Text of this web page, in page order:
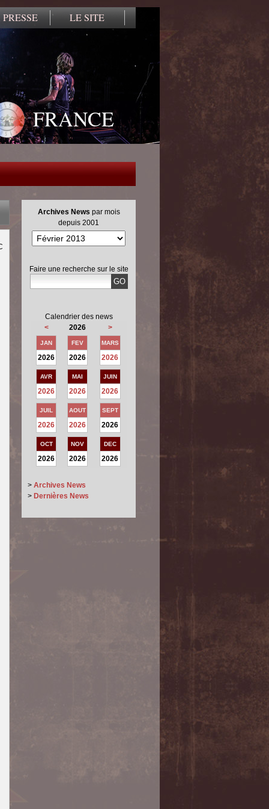
LE SITE
FRANCE
Archives News par mois
depuis 2001
Faire une recherche sur le site
Calendrier des news
<
2026 >
JAN
2026
FEV
2026
MARS
2026
AVR
2026
MAI
2026
JUIN
2026
JUIL
2026
AOUT
2026
SEPT
2026
OCT
2026
NOV
2026
DEC
2026
> Archives News
> Dernières News